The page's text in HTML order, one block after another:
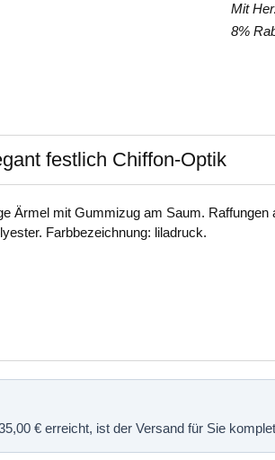
Mit
8%
festlich Chiffon-Optik
Ärmel mit Gummizug am Saum.
Farbbezeichnung: liladruck.
€ erreicht, ist der Versand für Sie